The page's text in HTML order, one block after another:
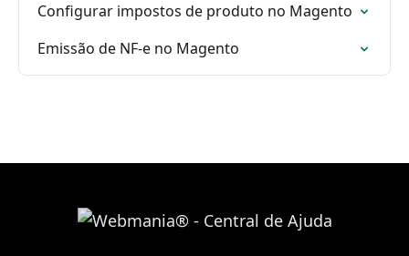
Configurar impostos de produto no Magento
Emissão de NF-e no Magento